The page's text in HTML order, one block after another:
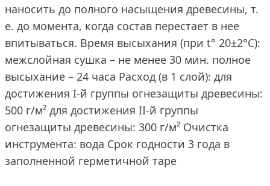
наносить до полного насыщения древесины, т.
е. до момента, когда состав перестает в нее
впитываться. Время высыхания (при t° 20±2°С):
межслойная сушка – не менее 30 мин. полное
высыхание – 24 часа Расход (в 1 слой): для
достижения I-й группы огнезащиты древесины:
500 г/м² для достижения II-й группы
огнезащиты древесины: 300 г/м² Очистка
инструмента: вода Срок годности 3 года в
заполненной герметичной таре